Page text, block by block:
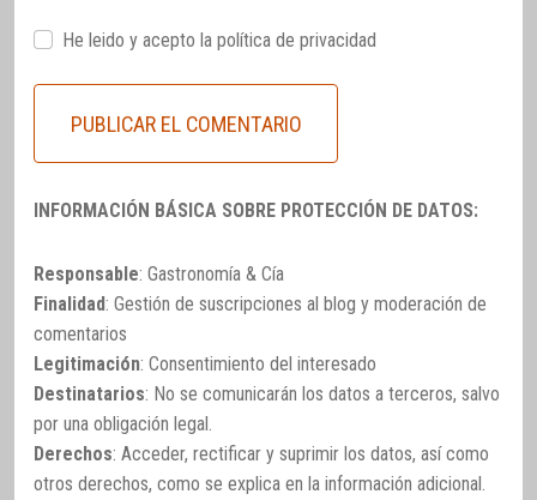
He leido y acepto la política de privacidad
INFORMACIÓN BÁSICA SOBRE PROTECCIÓN DE DATOS:
Responsable: Gastronomía & Cía
Finalidad: Gestión de suscripciones al blog y moderación de
comentarios
Legitimación: Consentimiento del interesado
Destinatarios: No se comunicarán los datos a terceros, salvo
por una obligación legal.
Derechos: Acceder, rectificar y suprimir los datos, así como
otros derechos, como se explica en la información adicional.